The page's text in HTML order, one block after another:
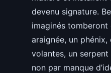
devenu signature.
imaginés
araignée, un phénix,
volantes, un
non par manque